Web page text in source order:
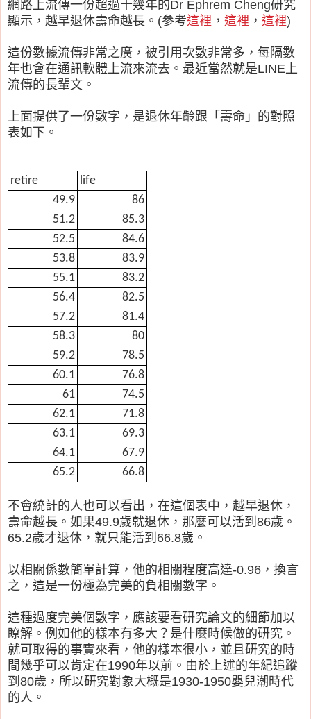
網路上流傳一份超過十幾年的Dr Ephrem Cheng研究
顯示，越早退休壽命越長。(參考這裡 ， 這裡 ， 這裡)
這份數據流傳非常之廣，被引用次數非常多，每隔數
年也會在通訊軟體上流來流去。最近當然就是LINE上
流傳的長輩文。
上面提供了一份數字，是退休年齡跟「壽命」的對照
表如下。
retire
life
49.9
86
51.2
85.3
52.5
84.6
53.8
83.9
55.1
83.2
56.4
82.5
57.2
81.4
58.3
80
59.2
78.5
60.1
76.8
61
74.5
62.1
71.8
63.1
69.3
64.1
67.9
65.2
66.8
不會統計的人也可以看出，在這個表中，越早退休，
壽命越長。如果49.9歲就退休，那麼可以活到86歲。
65.2歲才退休，就只能活到66.8歲。
以相關係數簡單計算，他的相關程度高達-0.96，換言
之，這是一份極為完美的負相關數字。
這種過度完美個數字，應該要看研究論文的細節加以
瞭解。例如他的樣本有多大？是什麼時候做的研究。
就可取得的事實來看，他的樣本很小，並且研究的時
間幾乎可以肯定在1990年以前。由於上述的年紀追蹤
到80歲，所以研究對象大概是1930-1950嬰兒潮時代
的人。